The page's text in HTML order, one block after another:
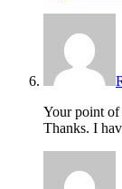
Your point of
Thanks. I